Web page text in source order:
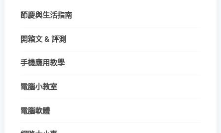
節慶與生活指南
開箱文 & 評測
手機應用教學
電腦小教室
電腦軟體